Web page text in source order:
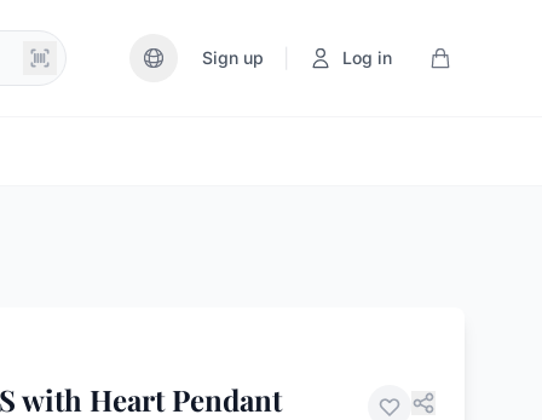
Sign up Log in
with Heart Pendant